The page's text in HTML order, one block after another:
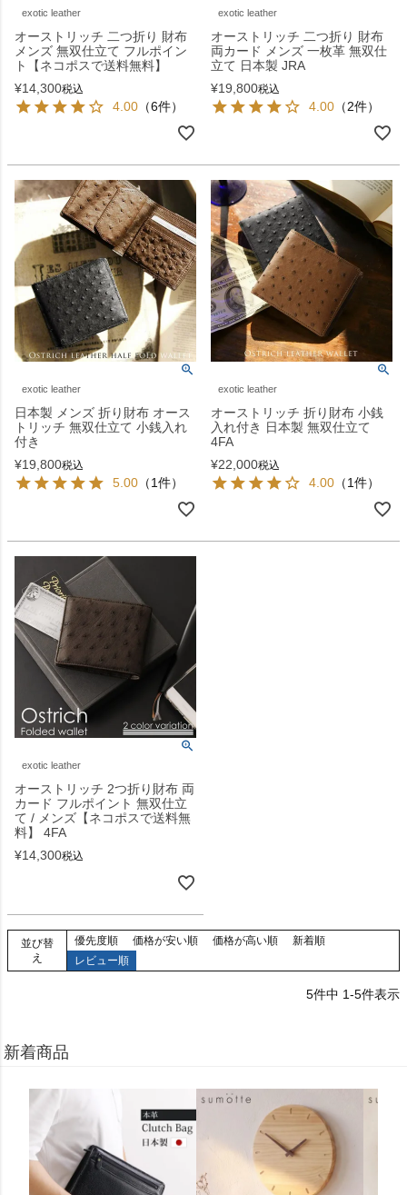
exotic leather
オーストリッチ 二つ折り 財布
メンズ 無双仕立て フルポイン
ト【ネコポスで送料無料】
¥14,300税込
4.00 （6件）
exotic leather
オーストリッチ 二つ折り 財布
両カード メンズ 一枚革 無双仕
立て 日本製 JRA
¥19,800税込
4.00 （2件）
exotic leather
日本製 メンズ 折り財布 オース
トリッチ 無双仕立て 小銭入れ
付き
¥19,800税込
5.00 （1件）
exotic leather
オーストリッチ 折り財布 小銭
入れ付き 日本製 無双仕立て
4FA
¥22,000税込
4.00 （1件）
exotic leather
オーストリッチ 2つ折り財布 両
カード フルポイント 無双仕立
て / メンズ【ネコポスで送料無
料】 4FA
¥14,300税込
並び替
え
優先度順 価格が安い順 価格が高い順
新着順
レビュー順
5件中 1-5件表示
新着商品